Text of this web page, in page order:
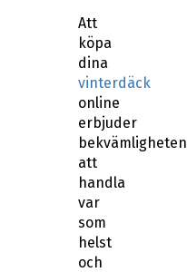
Att
köpa
dina
vinterdäck
online
erbjuder
bekvämligheten
att
handla
var
som
helst
och